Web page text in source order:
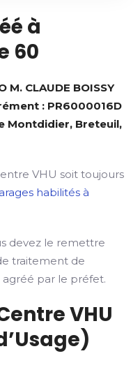
à
60
M. CLAUDE BOISSY
: PR6000016D
Montdidier, Breteuil,
VHU soit toujours
habilités à
devez le remettre
traitement de
agréé par le préfet.
VHU